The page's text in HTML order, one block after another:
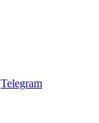
Telegram